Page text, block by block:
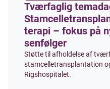
Tværfaglig
terapi – fokus på
senfølger
Støtte til afholdelse af
stamcelletransplantation
Rigshospitalet.